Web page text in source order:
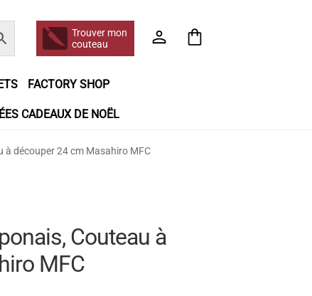
Trouver mon
couteau
FACTORY SHOP
CADEAUX DE NOËL
même Frais de port Hall of Fame
à découper 24 cm Masahiro MFC
Couteau à
MFC